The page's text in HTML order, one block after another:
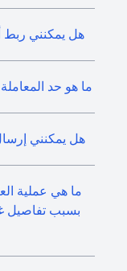
هل يمكنني
ما هو حد
هل يمكنني
ما هي عملية
بسبب تفاصيل